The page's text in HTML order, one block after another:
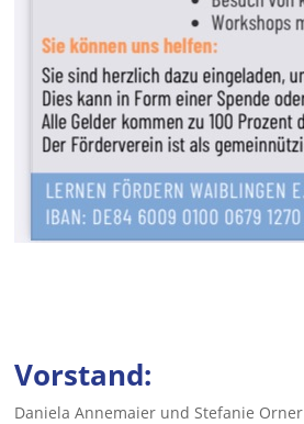
Vorstand:
Daniela Annemaier und Stefanie Orner